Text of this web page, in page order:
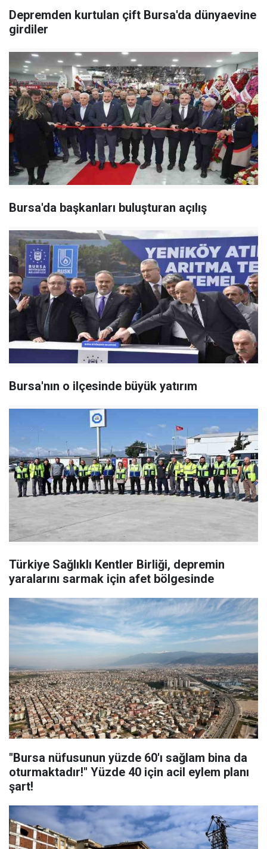
Depremden kurtulan çift Bursa'da dünyaevine
girdiler
Bursa'da başkanları buluşturan açılış
Bursa'nın o ilçesinde büyük yatırım
Türkiye Sağlıklı Kentler Birliği, depremin
yaralarını sarmak için afet bölgesinde
"Bursa nüfusunun yüzde 60'ı sağlam bina da
oturmaktadır!" Yüzde 40 için acil eylem planı
şart!